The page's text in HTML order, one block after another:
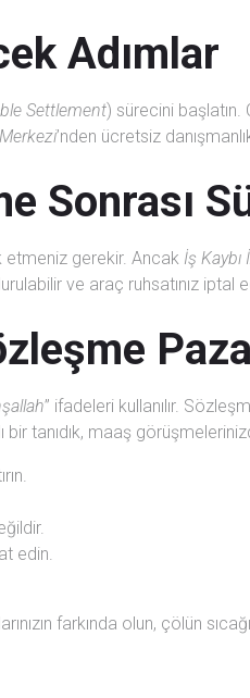
Adımlar
Settlement) sürecini
’nden ücretsiz
Sonrası
etmeniz gerekir. Ancak İş Kaybı
ve araç ruhsatınız iptal
” ifadeleri kullanılır.
tanıdık, maaş
edin.
farkında olun, çölün